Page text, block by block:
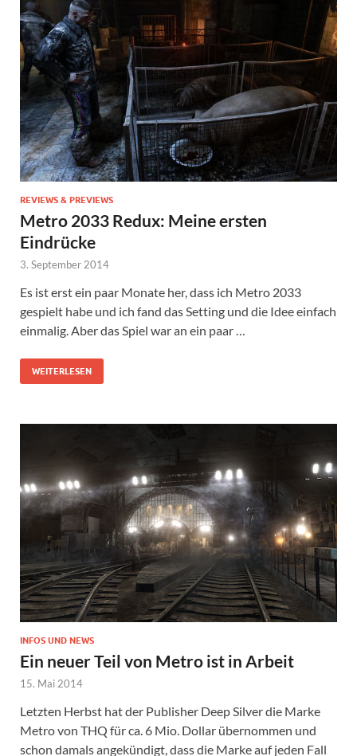
REVIEWS & PREVIEWS
Metro 2033 Redux: Meine ersten
Eindrücke
3. September 2014
Es ist erst ein paar Monate her, dass ich Metro 2033
gespielt habe und ich fand das Setting und die Idee einfach
einmalig. Aber das Spiel war an ein paar …
WEITERLESEN
INFOS UND NEWS
Ein neuer Teil von Metro ist in Arbeit
15. Mai 2014
Letzten Herbst hat der Publisher Deep Silver die Marke
Metro von THQ für ca. 6 Mio. Dollar übernommen und
schon damals angekündigt, dass die Marke auf jeden Fall